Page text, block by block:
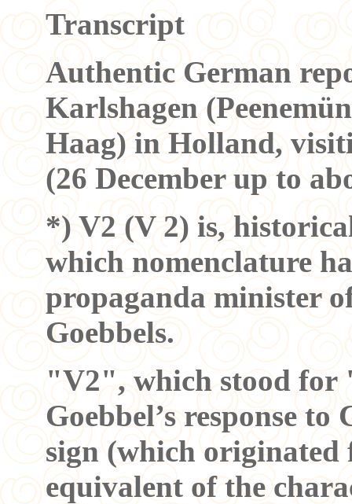
Transcript
Authentic German
Karlshagen
Haag) in Holland,
(26 December up to
*) V2 (V 2) is,
which nomenclature
propaganda minister
Goebbels.
"V2", which stood for
Goebbel’s response
sign (which originated
equivalent of the